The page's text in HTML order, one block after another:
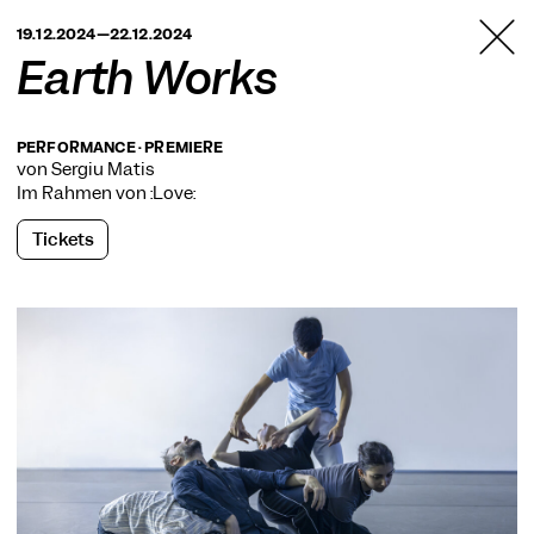
BERLIN
19.12.2024—22.12.2024
Earth Works
PERFORMANCE · PREMIERE
von Sergiu Matis
Im Rahmen von :Love:
Tickets